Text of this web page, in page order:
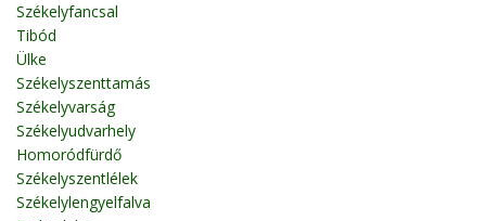
Székelyfancsal
Tibód
Ülke
Székelyszenttamás
Székelyvarság
Székelyudvarhely
Homoródfürdő
Székelyszentlélek
Székelylengyelfalva